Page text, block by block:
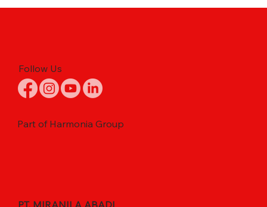
Follow Us
Part of Harmonia Group